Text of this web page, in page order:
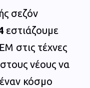
σεζόν
εστιάζουμε
στις τέχνες
νέους να
κόσμο